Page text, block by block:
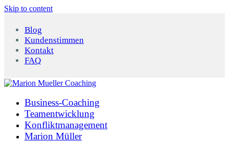
Skip to content
Blog
Kundenstimmen
Kontakt
FAQ
Business-Coaching
Teamentwicklung
Konfliktmanagement
Marion Müller